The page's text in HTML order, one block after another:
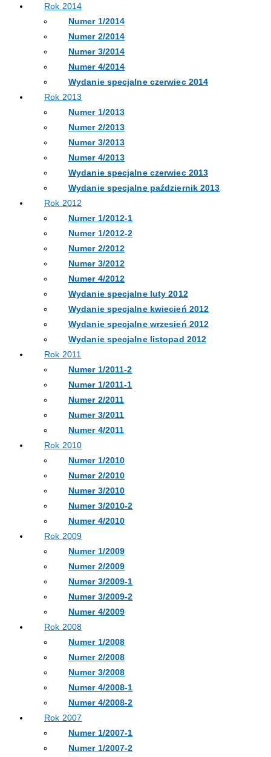
Rok 2014
Numer 1/2014
Numer 2/2014
Numer 3/2014
Numer 4/2014
Wydanie specjalne czerwiec 2014
Rok 2013
Numer 1/2013
Numer 2/2013
Numer 3/2013
Numer 4/2013
Wydanie specjalne czerwiec 2013
Wydanie specjalne październik 2013
Rok 2012
Numer 1/2012-1
Numer 1/2012-2
Numer 2/2012
Numer 3/2012
Numer 4/2012
Wydanie specjalne luty 2012
Wydanie specjalne kwiecień 2012
Wydanie specjalne wrzesień 2012
Wydanie specjalne listopad 2012
Rok 2011
Numer 1/2011-2
Numer 1/2011-1
Numer 2/2011
Numer 3/2011
Numer 4/2011
Rok 2010
Numer 1/2010
Numer 2/2010
Numer 3/2010
Numer 3/2010-2
Numer 4/2010
Rok 2009
Numer 1/2009
Numer 2/2009
Numer 3/2009-1
Numer 3/2009-2
Numer 4/2009
Rok 2008
Numer 1/2008
Numer 2/2008
Numer 3/2008
Numer 4/2008-1
Numer 4/2008-2
Rok 2007
Numer 1/2007-1
Numer 1/2007-2